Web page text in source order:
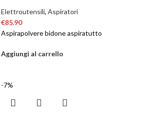
Elettroutensili, Aspiratori
€85.90
Aspirapolvere bidone aspiratutto
Aggiungi al carrello
-7%